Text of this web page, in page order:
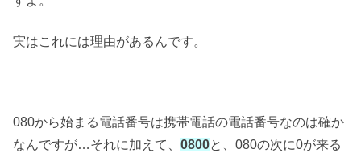
実はこれには理由があるんです。
080から始まる電話番号は携帯電話の電話番号なのは確か
なんですが…それに加えて、 0800と、080の次に0が来る